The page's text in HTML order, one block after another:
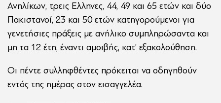
Ανηλίκων, τρεις Ελληνες, 44, 49 και 65 ετών και δύο
Πακιστανοί, 23 και 50 ετών κατηγορούμενοι για
γενετήσιες πράξεις με ανήλικο συμπληρώσαντα και
μη τα 12 έτη, έναντι αμοιβής, κατ’ εξακολούθηση.
Οι πέντε συλληφθέντες πρόκειται να οδηγηθούν
εντός της ημέρας στον εισαγγελέα.